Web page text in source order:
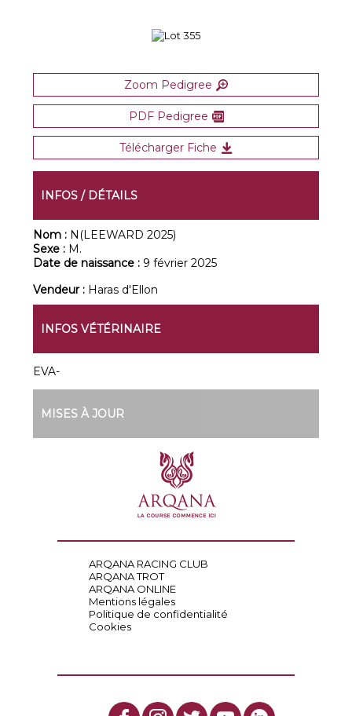
Zoom Pedigree
PDF Pedigree
Télécharger Fiche
INFOS / DÉTAILS
Nom : N(LEEWARD 2025)
Sexe : M.
Date de naissance : 9 février 2025
Vendeur : Haras d'Ellon
INFOS VÉTÉRINAIRE
EVA-
MISES À JOUR
ARQANA RACING CLUB
ARQANA TROT
ARQANA ONLINE
Mentions légales
Politique de confidentialité
Cookies